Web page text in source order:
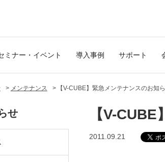
ミナー・イベント 導入事例 サポート
メンテナンス 【V-CUBE】緊急メンテナンスのお知
【V-
2011.09.21
せ